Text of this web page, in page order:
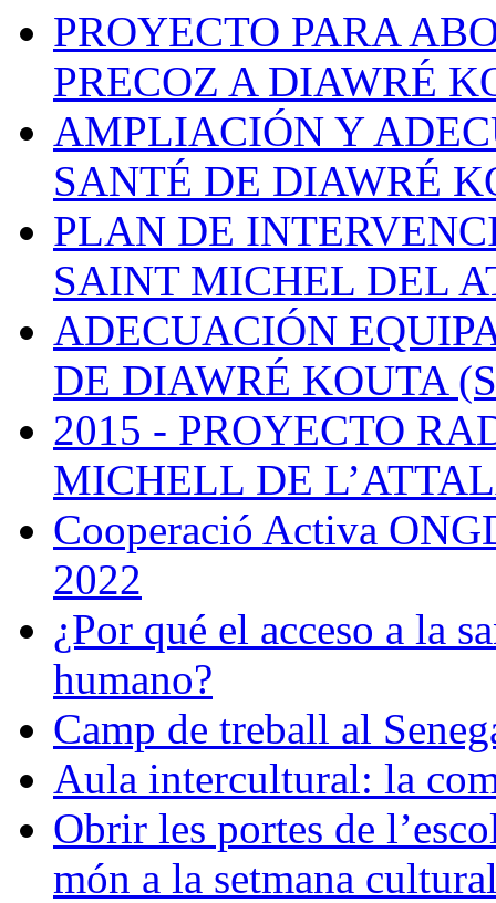
PROYECTO PARA
PRECOZ A DIAWRÉ
AMPLIACIÓN Y
SANTÉ DE DIAWRÉ
PLAN DE
SAINT MICHEL DEL
ADECUACIÓN
DE DIAWRÉ KOUTA
2015 - PROYECTO
MICHELL DE
Cooperació Activa
2022
¿Por qué el acceso a la
humano?
Camp de treball al
Aula intercultural: la
Obrir les portes de
món a la setmana